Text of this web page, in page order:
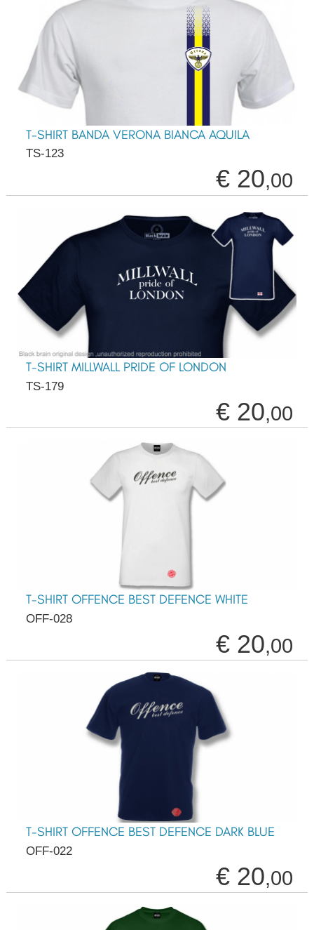
T-SHIRT BANDA VERONA BIANCA AQUILA
TS-123
€ 20,00
T-SHIRT MILLWALL PRIDE OF LONDON
TS-179
€ 20,00
T-SHIRT OFFENCE BEST DEFENCE WHITE
OFF-028
€ 20,00
T-SHIRT OFFENCE BEST DEFENCE DARK BLUE
OFF-022
€ 20,00